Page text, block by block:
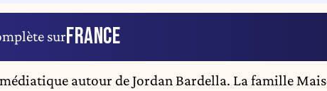
surFRANCE
autour de Jordan Bardella. La famille